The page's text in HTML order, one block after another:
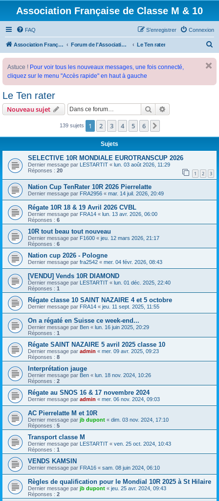
Association Française de Classe M & 10
FAQ Connexion
S’enregistrer
Association Française de Classe M Forum de l'Association Française de Classe M Le Ten rater
e
r
Astuce ! Pour voir tous les nouveaux messages, une fois connecté,
cliquez sur le menu "Accès rapide" en haut à gauche
Le Ten rater
Nouveau sujet Rechercher
139 sujets 1 2 3 4 5 6
Sujets
SELECTIVE 10R MONDIALE EUROTRANSCUP 2026
Dernier message par LESTARTIT « lun. 03 août 2026, 11:29
Réponses : 20 1 2 3
Nation Cup TenRater 10R 2026 Pierrelatte
Dernier message par FRA2956 « mar. 14 juil. 2026, 20:49
Régate 10R 18 & 19 Avril 2026 CVBL
Dernier message par FRA14 « lun. 13 avr. 2026, 06:00
Réponses : 6
10R tout beau tout nouveau
Dernier message par F1600 « jeu. 12 mars 2026, 21:17
Réponses : 6
Nation cup 2026 - Pologne
Dernier message par fra2542 « mer. 04 févr. 2026, 08:43
[VENDU] Vends 10R DIAMOND
Dernier message par LESTARTIT « lun. 01 déc. 2025, 22:40
Réponses : 1
Régate classe 10 SAINT NAZAIRE 4 et 5 octobre
Dernier message par FRA14 « jeu. 11 sept. 2025, 11:55
On a régaté en Suisse ce week-end...
Dernier message par Ben « lun. 16 juin 2025, 20:29
Réponses : 1
Régate SAINT NAZAIRE 5 avril 2025 classe 10
Dernier message par admin « mer. 09 avr. 2025, 09:23
Réponses : 8
Interprétation jauge
Dernier message par Ben « lun. 18 nov. 2024, 10:26
Réponses : 2
Régate au SNOS 16 & 17 novembre 2024
Dernier message par admin « mer. 06 nov. 2024, 09:03
AC Pierrelatte M et 10R
Dernier message par jb dupont « dim. 03 nov. 2024, 17:10
Réponses : 5
Transport classe M
Dernier message par LESTARTIT « ven. 25 oct. 2024, 10:43
Réponses : 1
VENDS KAMSIN
Dernier message par FRA16 « sam. 08 juin 2024, 06:10
Règles de qualification pour le Mondial 10R 2025 à St Hilaire
Dernier message par jb dupont « jeu. 25 avr. 2024, 09:43
Réponses : 2